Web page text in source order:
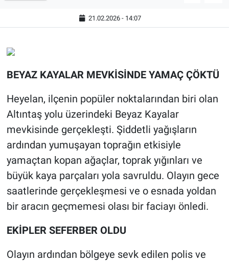
21.02.2026 - 14:07
BEYAZ KAYALAR MEVKİSİNDE YAMAÇ ÇÖKTÜ
Heyelan, ilçenin popüler noktalarından biri olan
Altıntaş yolu üzerindeki Beyaz Kayalar
mevkisinde gerçekleşti. Şiddetli yağışların
ardından yumuşayan toprağın etkisiyle
yamaçtan kopan ağaçlar, toprak yığınları ve
büyük kaya parçaları yola savruldu. Olayın gece
saatlerinde gerçekleşmesi ve o esnada yoldan
bir aracın geçmemesi olası bir faciayı önledi.
EKİPLER SEFERBER OLDU
Olayın ardından bölgeye sevk edilen polis ve